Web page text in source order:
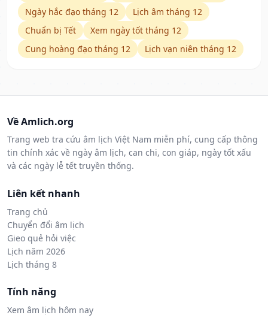
Ngày hắc đạo tháng 12
Lịch âm tháng 12
Chuẩn bị Tết
Xem ngày tốt tháng 12
Cung hoàng đạo tháng 12
Lịch vạn niên tháng 12
Về Amlich.org
Trang web tra cứu âm lịch Việt Nam miễn phí, cung cấp thông
tin chính xác về ngày âm lịch, can chi, con giáp, ngày tốt xấu
và các ngày lễ tết truyền thống.
Liên kết nhanh
Trang chủ
Chuyển đổi âm lịch
Gieo quẻ hỏi việc
Lịch năm 2026
Lịch tháng 8
Tính năng
Xem âm lịch hôm nay